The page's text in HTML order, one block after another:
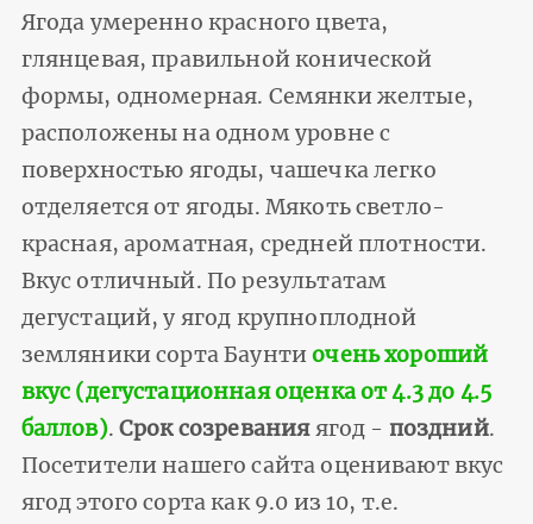
Ягода умеренно красного цвета,
глянцевая, правильной конической
формы, одномерная. Семянки желтые,
расположены на одном уровне с
поверхностью ягоды, чашечка легко
отделяется от ягоды. Мякоть светло-
красная, ароматная, средней плотности.
Вкус отличный. По результатам
дегустаций, у ягод крупноплодной
земляники сорта Баунтиочень хороший
вкус (дегустационная оценка от 4.3 до 4.5
баллов).Срок созреванияягод - поздний.
Посетители нашего сайта оценивают вкус
ягод этого сорта как 9.0 из 10, т.е.